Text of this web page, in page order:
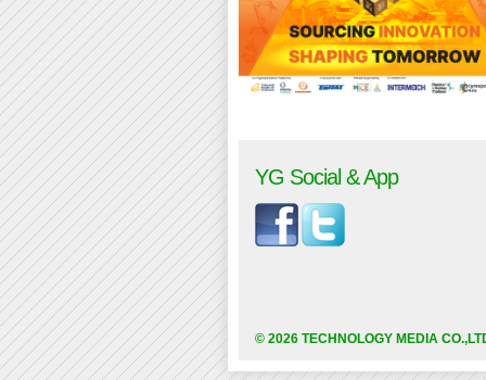
YG Social & App
© 2026 TECHNOLOGY MEDIA